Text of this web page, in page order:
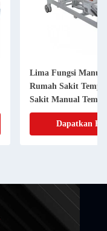
Lima Fungsi
Rumah Sakit
Sakit Manual
Dapatkan